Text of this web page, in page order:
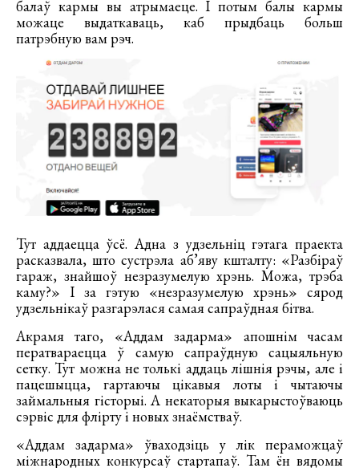
балаў кармы вы атрымаеце. І потым балы кармы
можаце выдаткаваць, каб прыдбаць больш
патрэбную вам рэч.
Тут аддаецца ўсё. Адна з удзельніц гэтага праекта
расказвала, што сустрэла аб’яву кшталту: «Разбіраў
гараж, знайшоў незразумелую хрэнь. Можа, трэба
каму?» І за гэтую «незразумелую хрэнь» сярод
удзельнікаў разгарэлася самая сапраўдная бітва.
Акрамя таго, «Аддам задарма» апошнім часам
ператвараецца ў самую сапраўдную сацыяльную
сетку. Тут можна не толькі аддаць лішнія рэчы, але і
пацешыцца, гартаючы цікавыя лоты і чытаючы
займальныя гісторыі. А некаторыя выкарыстоўваюць
сэрвіс для флірту і новых знаёмстваў.
«Аддам задарма» ўваходзіць у лік пераможцаў
міжнародных конкурсаў стартапаў. Там ён вядомы